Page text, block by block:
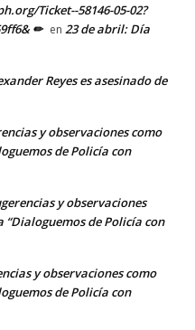
Ticket--58146-05-02?
✏ en 23 de abril: Día
Reyes es asesinado de
y observaciones como
de Policía con
y observaciones
de Policía con
y observaciones como
de Policía con